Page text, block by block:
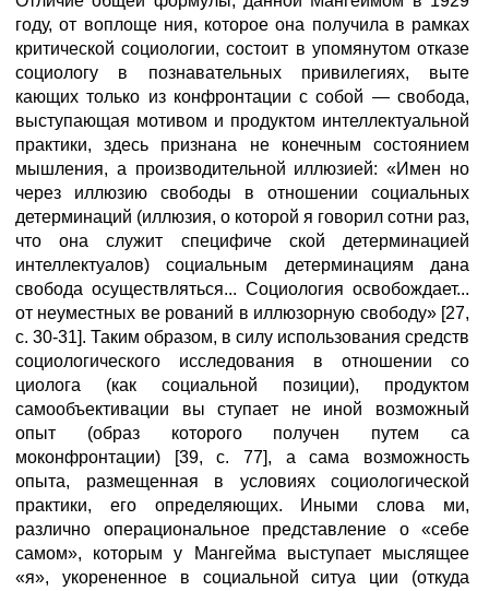
году, от воплоще ния, которое она получила в рамках
критической социологии, состоит в упомянутом отказе
социологу в познавательных привилегиях, выте
кающих только из конфронтации с собой — свобода,
выступающая мотивом и продуктом интеллектуальной
практики, здесь признана не конечным состоянием
мышления, а производительной иллюзией: «Имен но
через иллюзию свободы в отношении социальных
детерминаций (иллюзия, о которой я говорил сотни раз,
что она служит специфиче ской детерминацией
интеллектуалов) социальным детерминациям дана
свобода осуществляться... Социология освобождает...
от неуместных ве рований в иллюзорную свободу» [27,
с. 30-31]. Таким образом, в силу использования средств
социологического исследования в отношении со
циолога (как социальной позиции), продуктом
самообъективации вы ступает не иной возможный
опыт (образ которого получен путем са
моконфронтации) [39, с. 77], а сама возможность
опыта, размещенная в условиях социологической
практики, его определяющих. Иными слова ми,
различно операциональное представление о «себе
самом», которым у Мангейма выступает мыслящее
«я», укорененное в социальной ситуа ции (откуда